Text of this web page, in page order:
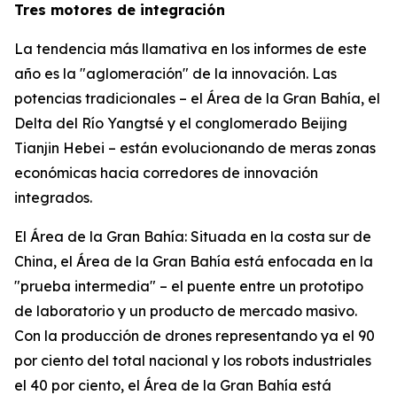
Tres motores de integración
La tendencia más llamativa en los informes de este
año es la "aglomeración" de la innovación. Las
potencias tradicionales – el Área de la Gran Bahía, el
Delta del Río Yangtsé y el conglomerado Beijing
Tianjin Hebei – están evolucionando de meras zonas
económicas hacia corredores de innovación
integrados.
El Área de la Gran Bahía: Situada en la costa sur de
China, el Área de la Gran Bahía está enfocada en la
"prueba intermedia" – el puente entre un prototipo
de laboratorio y un producto de mercado masivo.
Con la producción de drones representando ya el 90
por ciento del total nacional y los robots industriales
el 40 por ciento, el Área de la Gran Bahía está